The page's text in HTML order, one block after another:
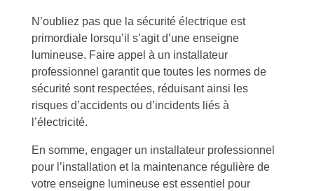
N’oubliez pas que la sécurité électrique est
primordiale lorsqu’il s’agit d’une enseigne
lumineuse. Faire appel à un installateur
professionnel garantit que toutes les normes de
sécurité sont respectées, réduisant ainsi les
risques d’accidents ou d’incidents liés à
l’électricité.
En somme, engager un installateur professionnel
pour l’installation et la maintenance régulière de
votre enseigne lumineuse est essentiel pour